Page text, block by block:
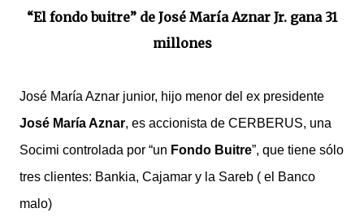
“El fondo buitre” de José María Aznar Jr. gana 31
millones
José María Aznar junior, hijo menor del ex presidente
José María Aznar, es accionista de CERBERUS, una
Socimi controlada por “un Fondo Buitre”, que tiene sólo
tres clientes: Bankia, Cajamar y la Sareb ( el Banco
malo)